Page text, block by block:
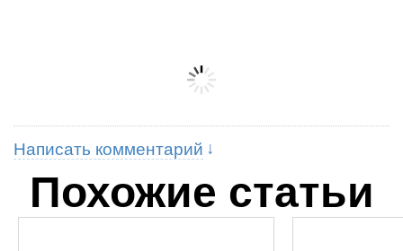
Написать комментарий
Похожие статьи